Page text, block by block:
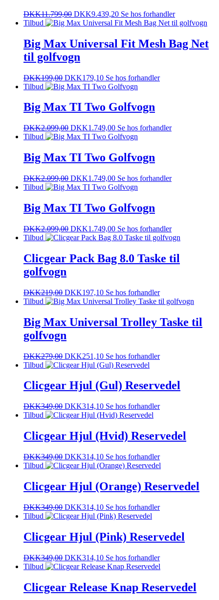
DKK11.799,00 DKK9.439,20 Se hos forhandler
Tilbud
Big Max Universal Fit Mesh Bag Net
til golfvogn
DKK199,00 DKK179,10 Se hos forhandler
Tilbud
Big Max TI Two Golfvogn
DKK2.099,00 DKK1.749,00 Se hos forhandler
Tilbud
Big Max TI Two Golfvogn
DKK2.099,00 DKK1.749,00 Se hos forhandler
Tilbud
Big Max TI Two Golfvogn
DKK2.099,00 DKK1.749,00 Se hos forhandler
Tilbud
Clicgear Pack Bag 8.0 Taske til
golfvogn
DKK219,00 DKK197,10 Se hos forhandler
Tilbud
Big Max Universal Trolley Taske til
golfvogn
DKK279,00 DKK251,10 Se hos forhandler
Tilbud
Clicgear Hjul (Gul) Reservedel
DKK349,00 DKK314,10 Se hos forhandler
Tilbud
Clicgear Hjul (Hvid) Reservedel
DKK349,00 DKK314,10 Se hos forhandler
Tilbud
Clicgear Hjul (Orange) Reservedel
DKK349,00 DKK314,10 Se hos forhandler
Tilbud
Clicgear Hjul (Pink) Reservedel
DKK349,00 DKK314,10 Se hos forhandler
Tilbud
Clicgear Release Knap Reservedel